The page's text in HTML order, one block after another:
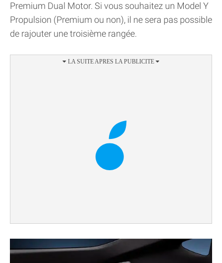
Premium Dual Motor. Si vous souhaitez un Model Y
Propulsion (Premium ou non), il ne sera pas possible
de rajouter une troisième rangée.